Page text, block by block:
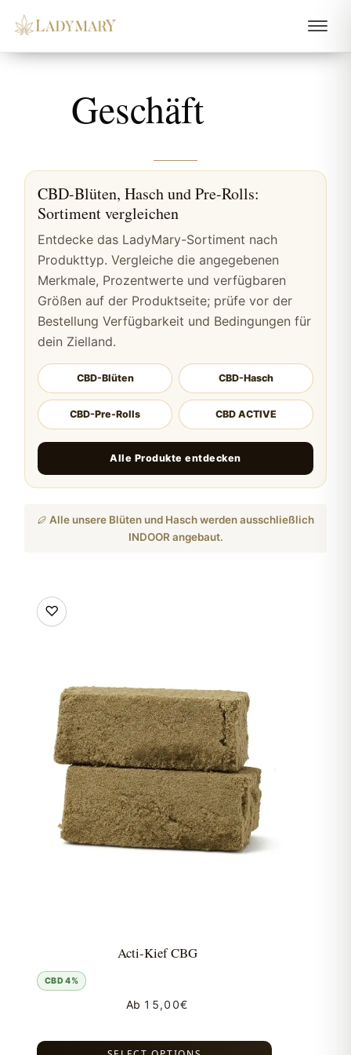
Geschäft
CBD-Blüten, Hasch und Pre-Rolls:
Sortiment vergleichen
Entdecke das LadyMary-Sortiment nach
Produkttyp. Vergleiche die angegebenen
Merkmale, Prozentwerte und verfügbaren
Größen auf der Produktseite; prüfe vor der
Bestellung Verfügbarkeit und Bedingungen für
dein Zielland.
CBD-Blüten CBD-Hasch
CBD-Pre-Rolls CBD ACTIVE
Alle Produkte entdecken
Alle unsere Blüten und Hasch werden ausschließlich
INDOOR angebaut.
Acti-Kief CBG
CBD 4%
Ab 15,00€
♡